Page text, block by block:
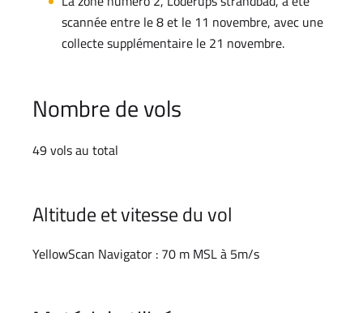
scannée entre le 8 et le 11 novembre, avec une
collecte supplémentaire le 21 novembre.
Nombre de vols
49 vols au total
Altitude et vitesse du vol
YellowScan Navigator : 70 m MSL à 5m/s